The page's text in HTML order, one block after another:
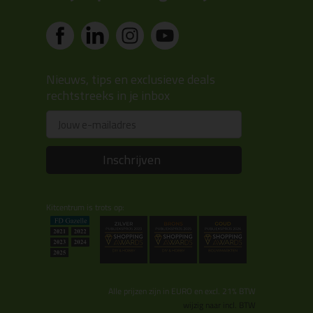
Nieuws, tips en exclusieve deals
rechtstreeks in je inbox
Inschrijven
Kitcentrum is trots op:
Alle prijzen zijn in EURO en excl. 21% BTW